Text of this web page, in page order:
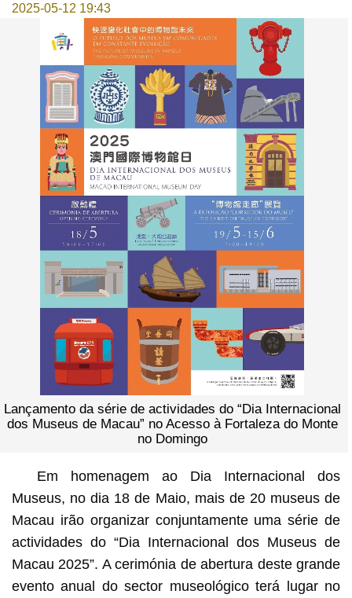
2025-05-12 19:43
Lançamento da série de actividades do “Dia Internacional
dos Museus de Macau” no Acesso à Fortaleza do Monte
no Domingo
Em homenagem ao Dia Internacional dos
Museus, no dia 18 de Maio, mais de 20 museus de
Macau irão organizar conjuntamente uma série de
actividades do “Dia Internacional dos Museus de
Macau 2025”. A cerimónia de abertura deste grande
evento anual do sector museológico terá lugar no